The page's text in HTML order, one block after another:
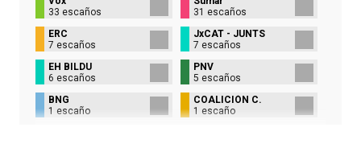
33 escaños
31 escaños
ERC
7 escaños
JxCAT - JUNTS
7 escaños
EH BILDU
6 escaños
PNV
5 escaños
BNG
1 escaño
COALICIÓN C.
1 escaño